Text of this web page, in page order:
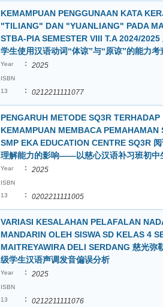
KEMAMPUAN PENGGUNAAN KATA
"TILIANG" DAN "YUANLIANG" PADA
STBA-PIA SEMESTER VIII T.A 2024/2025
学生使用汉语动词“体谅”与“原谅”的能力考
Year : 2025
ISBN
13
: 0212211111077
PENGARUH METODE SQ3R TERHADAP
KEMAMPUAN MEMBACA PEMAHAMAN
SMP EKA EDUCATION CENTRE SQ3R
理解能力的影响——以慈心汉语补习班初中
Year : 2025
ISBN
13
: 0202211111005
VARIASI KESALAHAN PELAFALAN
MANDARIN OLEH SISWA SD KELAS 4
MAITREYAWIRA DELI SERDANG 慈光弥
级学生汉语声调发音偏误分析
Year : 2025
ISBN
13
: 0212211111076